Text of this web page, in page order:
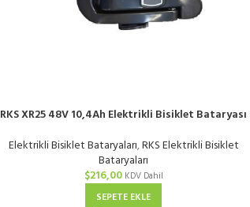
RKS XR25 48V 10,4Ah Elektrikli Bisiklet Bataryası
Elektrikli Bisiklet Bataryaları,RKS Elektrikli Bisiklet
Bataryaları
$216,00 KDV Dahil
SEPETE EKLE